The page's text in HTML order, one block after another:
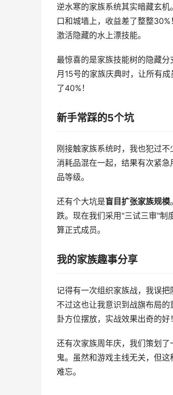
逆水寒的家族系统其实暗藏玄
口和城墙上，收益差了整整
激活隐藏的水上漂技能。
最惊喜的是家族技能树的隐藏分
月15号的家族庆典时，让所有
了40%！
新手常踩的5个坑
刚接触家族系统时，我也犯过
消耗品混在一起，结果有次紧
品等级。
还有个大坑是盲目扩张家族规模
跌。现在我们采用"三试三审"制
算正式成员。
我的家族趣事分享
记得有一次组织家族战，我误把
不过这也让我意识到战旗布局
卦方位摆放，实战效果出奇的好！
还有次家族周年庆，我们策划
鬼。虽然和游戏主线无关，但
难忘。